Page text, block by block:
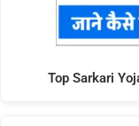
Top Sarkari